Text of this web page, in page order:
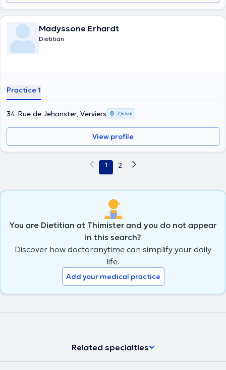
Madyssone Erhardt
Dietitian
Practice 1
34 Rue de Jehanster, Verviers 7,5 km
View profile
1 2
You are Dietitian at Thimister and you do not appear
in this search?
Discover how doctoranytime can simplify your daily
life.
Add your medical practice
Related specialties